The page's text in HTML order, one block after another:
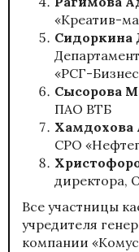
«Креатив-
Сидоркина
«РСГ-
Сысорова
ПАО ВТБ
Хамдохова
СРО
директора,
Все участницы
учредителя
компании